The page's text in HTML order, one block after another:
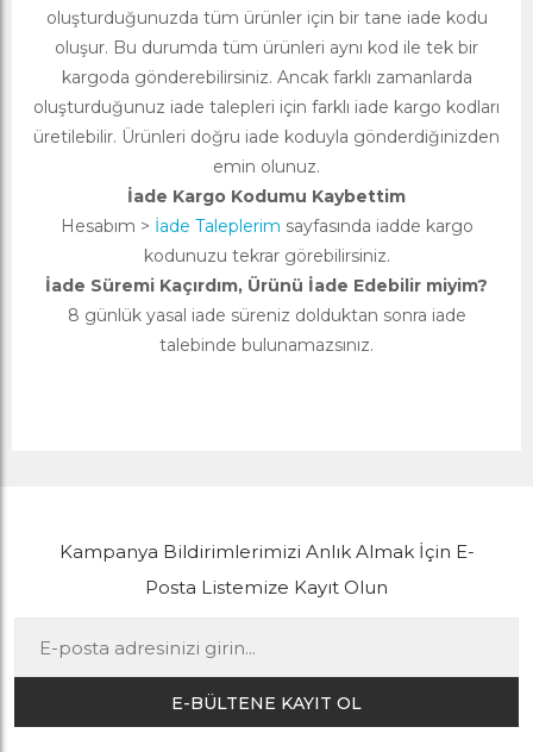
oluşturduğunuzda tüm ürünler için bir tane iade kodu
oluşur. Bu durumda tüm ürünleri aynı kod ile tek bir
kargoda gönderebilirsiniz. Ancak farklı zamanlarda
oluşturduğunuz iade talepleri için farklı iade kargo kodları
üretilebilir. Ürünleri doğru iade koduyla gönderdiğinizden
emin olunuz.
İade Kargo Kodumu Kaybettim
Hesabım > İade Taleplerim sayfasında iadde kargo
kodunuzu tekrar görebilirsiniz.
İade Süremi Kaçırdım, Ürünü İade Edebilir miyim?
8 günlük yasal iade süreniz dolduktan sonra iade
talebinde bulunamazsınız.
Kampanya Bildirimlerimizi Anlık Almak İçin E-
Posta Listemize Kayıt Olun
E-BÜLTENE KAYIT OL